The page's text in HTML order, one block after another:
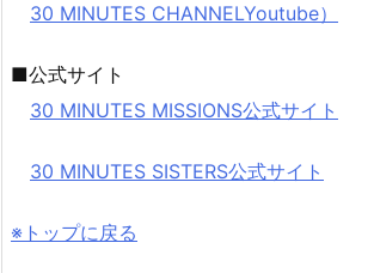
30 MINUTES CHANNELYoutube）
■公式サイト
30 MINUTES MISSIONS公式サイト
30 MINUTES SISTERS公式サイト
※トップに戻る